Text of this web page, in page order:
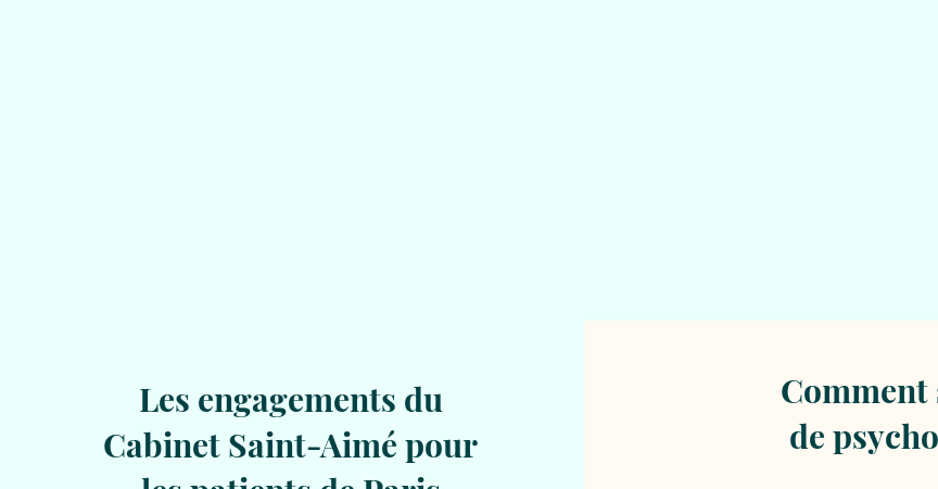
Les engagements du
Cabinet Saint-Aimé pour
Comment
de